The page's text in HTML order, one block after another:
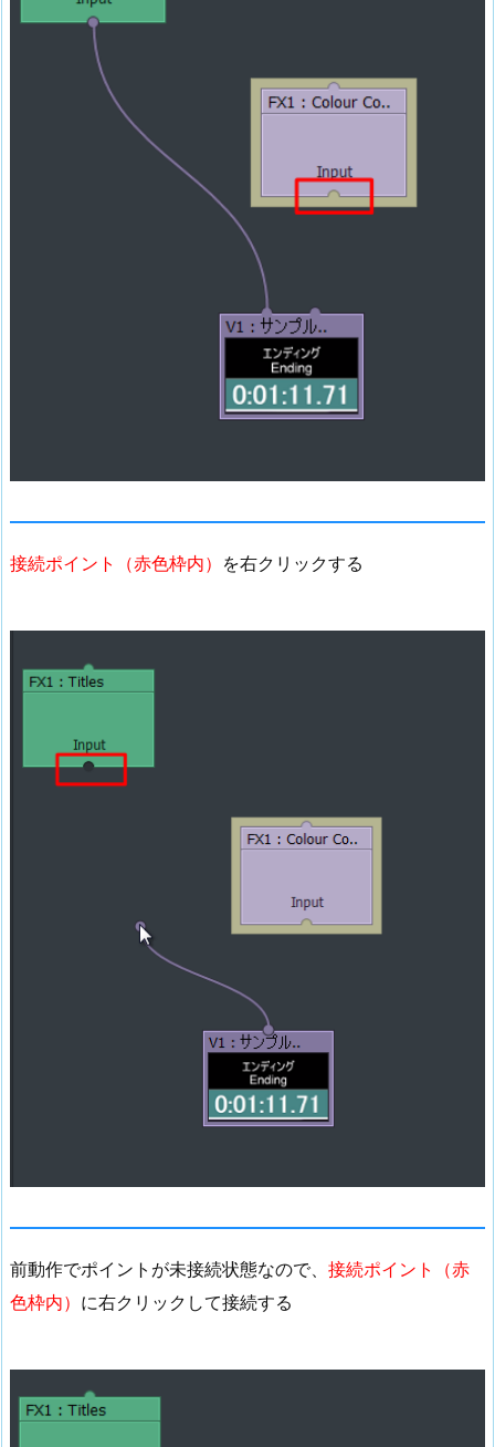
接続ポイント（赤色枠内） を右クリックする
前動作でポイントが未接続状態なので、 接続ポイント（赤
色枠内） に右クリックして接続する